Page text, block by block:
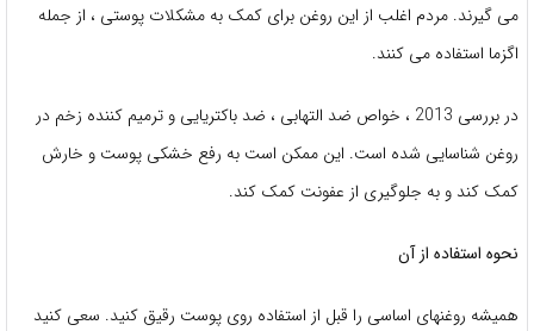
می گیرند. مردم اغلب از این روغن برای کمک به مشکلات پوستی ، از جمله
اگزما استفاده می کنند.
در بررسی 2013 ، خواص ضد التهابی ، ضد باکتریایی و ترمیم کننده زخم در
روغن شناسایی شده است. این ممکن است به رفع خشکی پوست و خارش
کمک کند و به جلوگیری از عفونت کمک کند.
نحوه استفاده از آن
همیشه روغنهای اساسی را قبل از استفاده روی پوست رقیق کنید. سعی کنید